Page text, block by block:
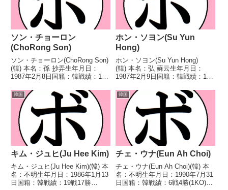
ソン・チョーロン
(ChoRong Son)
ソン・チョーロン(ChoRong Son)
(韓) 本名：孫 抄弄生年月日：
1987年2月8日国籍：韓戦績：15
ル】韓国女子フライ級王座韓国女
子ライトフライ級王座第3代IFBA
世界女子ミニマム級王座第2代
W...
ホン・ソヨン(Su Yun
Hong)
ホン・ソヨン(Su Yun Hong)
(韓) 本名：弘 蘇云生年月日：
1987年2月9日国籍：韓戦績：17
トル】第6代WIBA世界女子ライ
トフライ級王座第7代WIBA世界
女子ライトフライ級王座第3代
WB...
韓国
キム・ジュヒ(Ju Hee Kim)
キム・ジュヒ(Ju Hee Kim)(韓) 本
名：不明生年月日：1986年1月13
日国籍：韓戦績：19戦17勝
韓国
チェ・ウナ(Eun Ah Choi)
チェ・ウナ(Eun Ah Choi)(韓) 本
名：不明生年月日：1990年7月31
日国籍：韓戦績：6戦4勝(1KO)2